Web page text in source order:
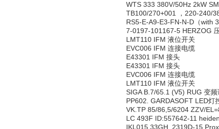
WTS 333 380V/50Hz 2kW
TB100/270+001 ，220-240/
RS5-E-A9-E3-FN-N-D（with
7-0197-101167-5 HERZOG
LMT110 IFM 液位开关
EVC006 IFM 连接电缆
E43301 IFM 接头
E43301 IFM 接头
EVC006 IFM 连接电缆
LMT110 IFM 液位开关
SIGA B.7/65.1 (V5) RUG 变
PP602. GARDASOFT LED灯
VK.TP 85/86,5/6204 ZZV/
LC 493F ID:557642-11
IKL015.33GH 2319D-15